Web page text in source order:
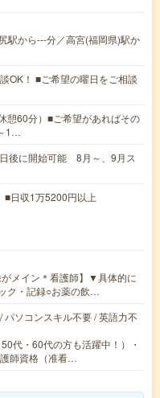
駅から---分／高宮(福岡県)駅か
OK！ ■ご希望の曜日をご相談
憩60分）■ご希望があればその
1…
後に開始可能 8月～、9月ス
日収1万5200円以上
がメイン＊看護師】▼具体的に
ク・記録○お薬の飲…
ソコンスキル不要 / 英語力不
代・60代の方も活躍中！）・
師資格（准看…